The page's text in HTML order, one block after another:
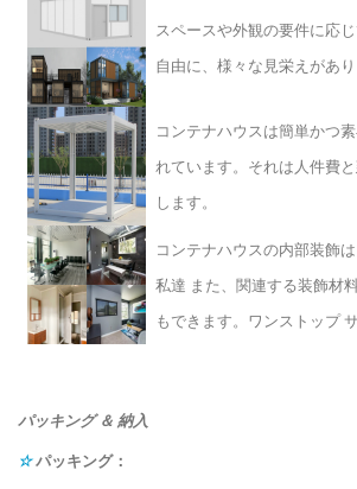
スペースや外観の要件に応
自由に、様々な見栄えがあり
コンテナハウスは簡単かつ
れています。それは人件費
します。
コンテナハウスの内部装飾
私達 また、関連する装飾材
もできます。ワンストップ
パッキング ＆ 納入
☆パッキング：